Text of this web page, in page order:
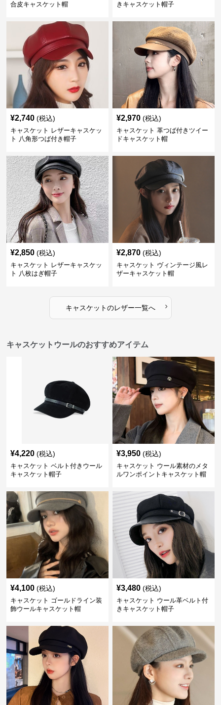
合皮キャスケット帽
きキャスケット帽子
¥2,740 (税込)
キャスケット レザーキャスケッ
ト 八角形つば付き帽子
¥2,970 (税込)
キャスケット 革つば付きツイー
ドキャスケット帽
¥2,850 (税込)
キャスケット レザーキャスケッ
ト 八枚はぎ帽子
¥2,870 (税込)
キャスケット ヴィンテージ風レ
ザーキャスケット帽
キャスケットのレザー一覧へ ›
キャスケットウールのおすすめアイテム
¥4,220 (税込)
キャスケット ベルト付きウール
キャスケット帽子
¥3,950 (税込)
キャスケット ウール素材のメタ
ルワンポイントキャスケット帽
¥4,100 (税込)
キャスケット ゴールドライン装
飾ウールキャスケット帽
¥3,480 (税込)
キャスケット ウール革ベルト付
きキャスケット帽子